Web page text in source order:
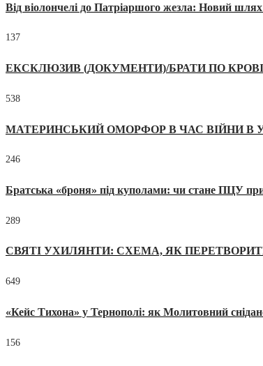
Від віолончелі до Патріаршого жезла: Новий
137
ЕКСКЛЮЗИВ (ДОКУМЕНТИ)/БРАТИ ПО
538
МАТЕРИНСЬКИЙ ОМОРФОР В ЧАС ВІЙНИ В
246
Братська «броня» під куполами: чи стане ПЦУ
289
СВЯТІ УХИЛЯНТИ: СХЕМА, ЯК
649
«Кейс Тихона» у Тернополі: як Молитовний
156